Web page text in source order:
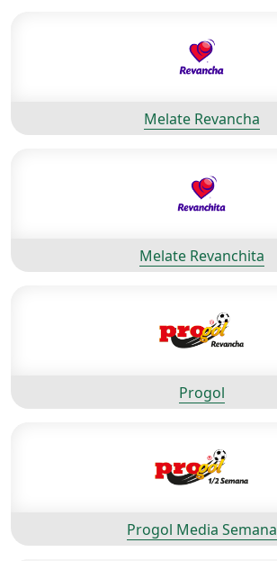
Melate Revancha
Melate Revanchita
Progol
Progol Media Semana